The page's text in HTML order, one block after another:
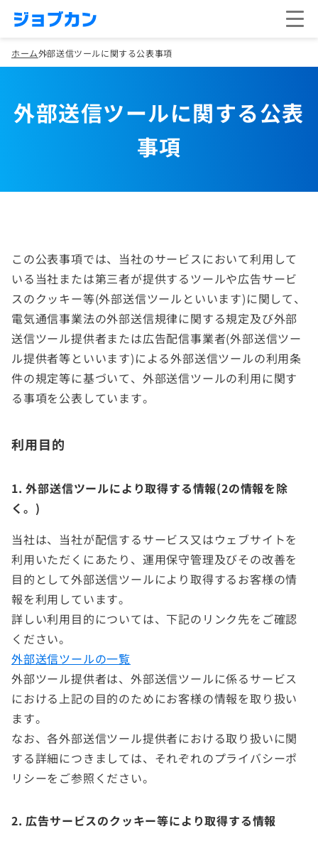
ホーム外部送信ツールに関する公表事項
外部送信ツールに関する公表
事項
この公表事項では、当社のサービスにおいて利用して
いる当社または第三者が提供するツールや広告サービ
スのクッキー等(外部送信ツールといいます)に関して、
電気通信事業法の外部送信規律に関する規定及び外部
送信ツール提供者または広告配信事業者(外部送信ツー
ル提供者等といいます)による外部送信ツールの利用条
件の規定等に基づいて、外部送信ツールの利用に関す
る事項を公表しています。
利用目的
1. 外部送信ツールにより取得する情報(2の情報を除
く。)
当社は、当社が配信するサービス又はウェブサイトを
利用いただくにあたり、運用保守管理及びその改善を
目的として外部送信ツールにより取得するお客様の情
報を利用しています。
詳しい利用目的については、下記のリンク先をご確認
ください。
外部送信ツールの一覧
外部ツール提供者は、外部送信ツールに係るサービス
における上記の目的のためにお客様の情報を取り扱い
ます。
なお、各外部送信ツール提供者における取り扱いに関
する詳細につきましては、それぞれのプライバシーポ
リシーをご参照ください。
2. 広告サービスのクッキー等により取得する情報